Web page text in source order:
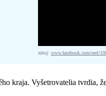
zdroj: www.facebook.com/reel/
kraja. Vyšetrovatelia tvrdia,